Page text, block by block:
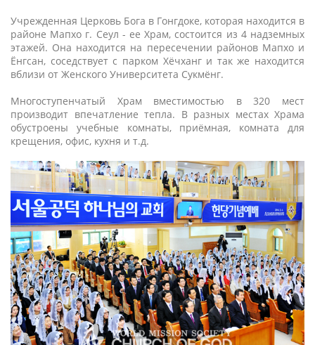
Учрежденная Церковь Бога в Гонгдоке, которая находится в
районе Мапхо г. Сеул - ее Храм, состоится из 4 надземных
этажей. Она находится на пересечении районов Мапхо и
Ёнгсан, соседствует с парком Хёчханг и так же находится
вблизи от Женского Университета Сукмёнг.
Многоступенчатый Храм вместимостью в 320 мест
производит впечатление тепла. В разных местах Храма
обустроены учебные комнаты, приёмная, комната для
крещения, офис, кухня и т.д.